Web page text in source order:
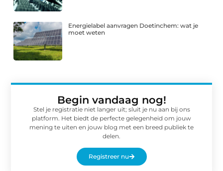
Energielabel aanvragen Doetinchem: wat je
moet weten
Begin vandaag nog!
Stel je registratie niet langer uit; sluit je nu aan bij ons
platform. Het biedt de perfecte gelegenheid om jouw
mening te uiten en jouw blog met een breed publiek te
delen.
Registreer nu